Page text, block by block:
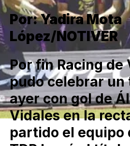
Por: Yadira Mota
López/NOTIVER
Por fin Racing de
pudo celebrar un
ayer con gol de
Vidales en la
partido el equipo